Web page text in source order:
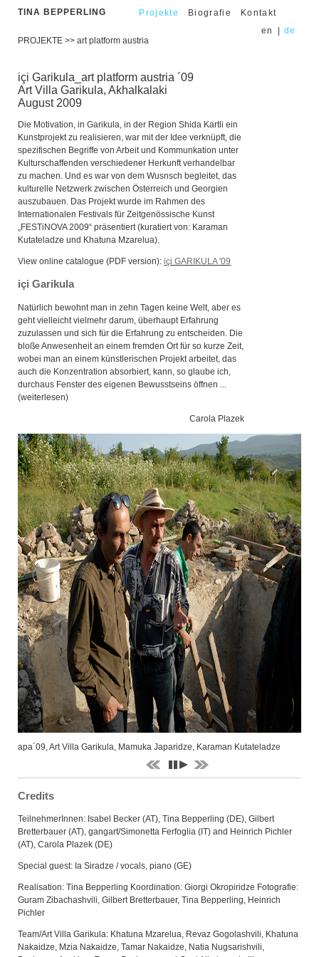
TINA BEPPERLING Projekte Biografie
Kontakt
en
de
PROJEKTE >>art platform austria
içi Garikula_art platform austria ´09
Art Villa Garikula, Akhalkalaki
August 2009
Die Motivation, in Garikula, in der Region Shida Kartli ein
Kunstprojekt zu realisieren, war mit der Idee verknüpft, die
spezifischen Begriffe von Arbeit und Kommunkation unter
Kulturschaffenden verschiedener Herkunft verhandelbar
zu machen. Und es war von dem Wusnsch begleitet, das
kulturelle Netzwerk zwischen Österreich und Georgien
auszubauen. Das Projekt wurde im Rahmen des
Internationalen Festivals für Zeitgenössische Kunst
„FESTiNOVA 2009“ präsentiert (kuratiert von: Karaman
Kutateladze und Khatuna Mzarelua).
View online catalogue (PDF version):içi GARIKULA '09
içi Garikula
Natürlich bewohnt man in zehn Tagen keine Welt, aber es
geht vielleicht vielmehr darum, überhaupt Erfahrung
zuzulassen und sich für die Erfahrung zu entscheiden. Die
bloße Anwesenheit an einem fremden Ort für so kurze Zeit,
wobei man an einem künstlerischen Projekt arbeitet, das
auch die Konzentration absorbiert, kann, so glaube ich,
durchaus Fenster des eigenen Bewusstseins öffnen ...
(weiterlesen)
Carola Plazek
apa´09, Art Villa Garikula, Mamuka Japaridze, Karaman Kutateladze
Credits
TeilnehmerInnen: Isabel Becker (AT), Tina Bepperling (DE), Gilbert
Bretterbauer (AT), gangart/Simonetta Ferfoglia (IT) and Heinrich Pichler
(AT), Carola Plazek (DE)
Special guest: Ia Siradze / vocals, piano (GE)
Realisation: Tina Bepperling Koordination: Giorgi Okropiridze Fotografie:
Guram Zibachashvili, Gilbert Bretterbauer, Tina Bepperling, Heinrich
Pichler
Team/Art Villa Garikula: Khatuna Mzarelua, Revaz Gogolashvili, Khatuna
Nakaidze, Mzia Nakaidze, Tamar Nakaidze, Natia Nugsarishvili,